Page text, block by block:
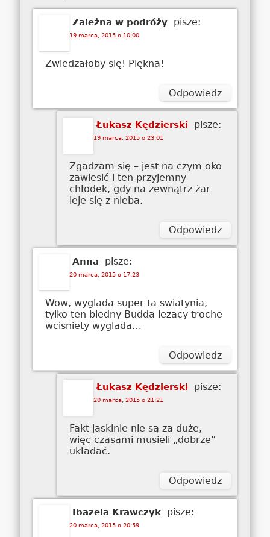
Zależna w podróży pisze:
19 marca, 2015 o 10:00
Zwiedzałoby się! Piękna!
Odpowiedz
Łukasz Kędzierski pisze:
19 marca, 2015 o 23:01
Zgadzam się – jest na czym oko
zawiesić i ten przyjemny
chłodek, gdy na zewnątrz żar
leje się z nieba.
Odpowiedz
Anna pisze:
20 marca, 2015 o 17:23
Wow, wyglada super ta swiatynia,
tylko ten biedny Budda lezacy troche
wcisniety wyglada…
Odpowiedz
Łukasz Kędzierski pisze:
20 marca, 2015 o 21:21
Fakt jaskinie nie są za duże,
więc czasami musieli „dobrze”
układać.
Odpowiedz
Ibazela Krawczyk pisze:
20 marca, 2015 o 20:59